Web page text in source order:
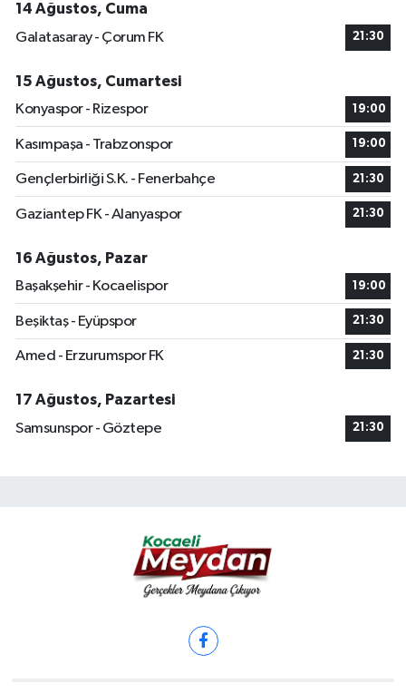
14 Ağustos, Cuma
Galatasaray - Çorum FK
21:30
15 Ağustos, Cumartesi
Konyaspor - Rizespor
19:00
Kasımpaşa - Trabzonspor 19:00
Gençlerbirliği S.K. - Fenerbahçe 21:30
Gaziantep FK - Alanyaspor 21:30
16 Ağustos, Pazar
Başakşehir - Kocaelispor
19:00
Beşiktaş - Eyüpspor 21:30
Amed - Erzurumspor FK 21:30
17 Ağustos, Pazartesi
Samsunspor - Göztepe
21:30